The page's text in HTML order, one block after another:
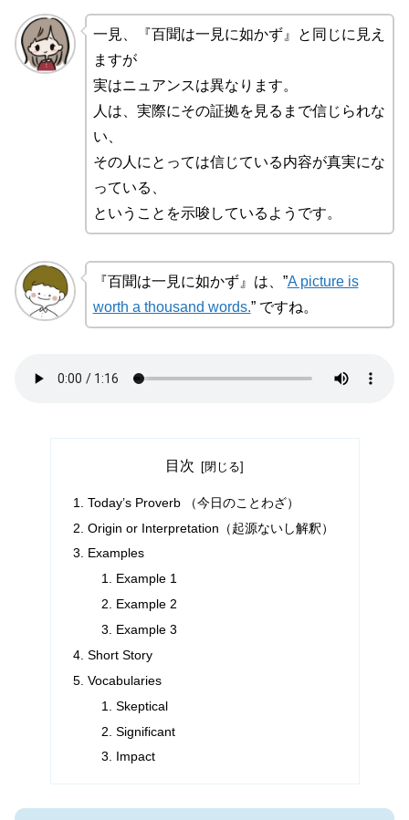
一見、『百聞は一見に如かず』と同じに見え
ますが
実はニュアンスは異なります。
人は、実際にその証拠を見るまで信じられな
い、
その人にとっては信じている内容が真実にな
っている、
ということを示唆しているようです。
『百聞は一見に如かず』は、”A picture is
worth a thousand words.” ですね。
目次
Today’s Proverb （今日のことわざ）
Origin or Interpretation（起源ないし解釈）
Examples
Example 1
Example 2
Example 3
Short Story
Vocabularies
Skeptical
Significant
Impact